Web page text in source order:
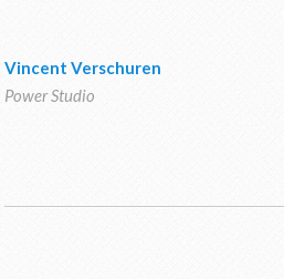
Vincent Verschuren
Power Studio